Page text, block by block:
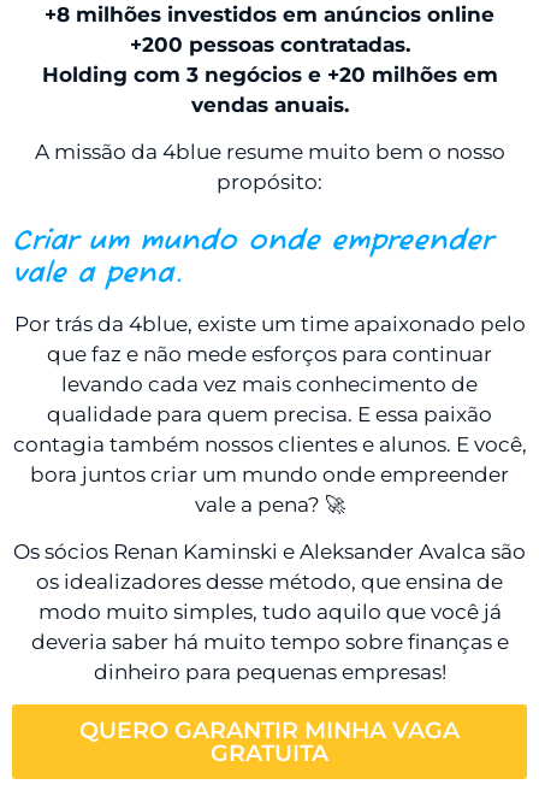
+8 milhões investidos em anúncios online
+200 pessoas contratadas.
Holding com 3 negócios e +20 milhões em
vendas anuais.
A missão da 4blue resume muito bem o nosso
propósito:
Criar um mundo onde empreender
vale a pena.
Por trás da 4blue, existe um time apaixonado pelo
que faz e não mede esforços para continuar
levando cada vez mais conhecimento de
qualidade para quem precisa. E essa paixão
contagia também nossos clientes e alunos. E você,
bora juntos criar um mundo onde empreender
vale a pena? 🚀
Os sócios Renan Kaminski e Aleksander Avalca são
os idealizadores desse método, que ensina de
modo muito simples, tudo aquilo que você já
deveria saber há muito tempo sobre finanças e
dinheiro para pequenas empresas!
QUERO GARANTIR MINHA VAGA
GRATUITA